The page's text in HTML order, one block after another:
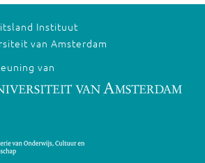
Instituut
van Amsterdam
van